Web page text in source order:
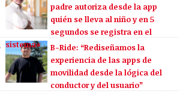
padre autoriza desde la app
quién se lleva al niño y en 5
segundos se registra en el
sistema»
B-Ride: “Rediseñamos la
experiencia de las apps de
movilidad desde la lógica del
conductor y del usuario”